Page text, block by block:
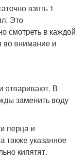
взять 1
Это
смотреть в каждой
во внимание и
отваривают. В
заменить воду
перца и
также указанное
кипятят.